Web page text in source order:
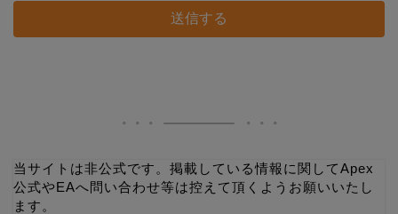
当サイトは非公式です。掲載している情報に関してApex
公式やEAへ問い合わせ等は控えて頂くようお願いいたし
ます。